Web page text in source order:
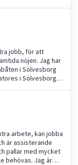
jobb, för att
nöjen. Jag har
i Sölvesborg
i Sölvesborg.
i Sölvesborg.
arbetsmoral, som
sig för många
hjälp till med
mig och att vi
arbete, kan jobba
är assisterande
pallar med mycket
behövas. Jag är